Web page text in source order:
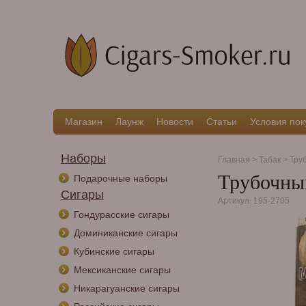
Магазин Лаунж Новости Статьи Условия
Наборы
Подарочные наборы
Сигары
Гондурасские сигары
Доминиканские сигары
Кубинские сигары
Мексиканские сигары
Никарагуанские сигары
Главная > Табак>
Артикул: 195-2705